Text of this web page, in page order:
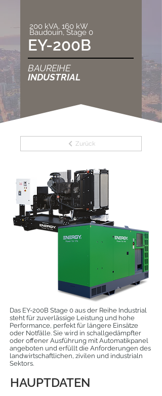
200 kVA, 160 kW
Baudouin, Stage 0
EY-200B
BAUREIHE
INDUSTRIAL
Zurück
Das EY-200B Stage 0 aus der Reihe Industrial
steht für zuverlässige Leistung und hohe
Performance, perfekt für längere Einsätze
oder Notfälle. Sie wird in schallgedämpfter
oder offener Ausführung mit Automatikpanel
angeboten und erfüllt die Anforderungen des
landwirtschaftlichen, zivilen und industrialn
Sektors.
HAUPTDATEN